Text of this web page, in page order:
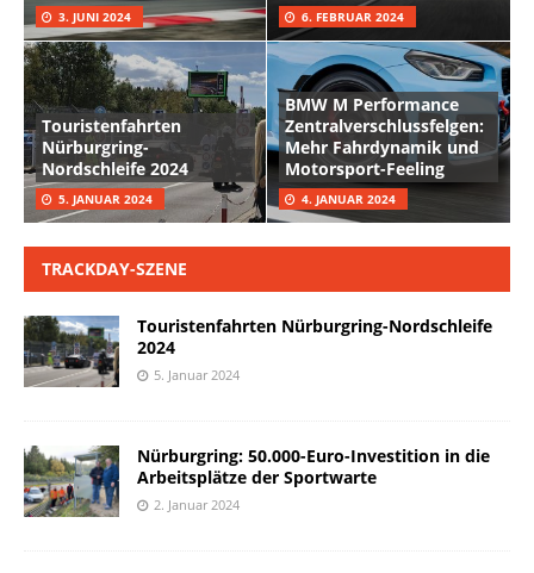
3. JUNI 2024 6. FEBRUAR 2024
Touristenfahrten
Nürburgring-
Nordschleife 2024
5. JANUAR 2024
BMW M Performance
Zentralverschlussfelgen:
Mehr Fahrdynamik und
Motorsport-Feeling
4. JANUAR 2024
TRACKDAY-SZENE
Touristenfahrten Nürburgring-Nordschleife
2024
5. Januar 2024
Nürburgring: 50.000-Euro-Investition in die
Arbeitsplätze der Sportwarte
2. Januar 2024